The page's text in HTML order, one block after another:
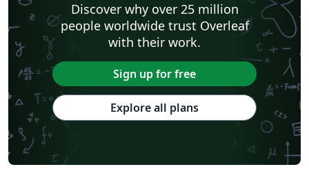
Discover why over 25 million
people worldwide trust Overleaf
with their work.
Sign up for free
Explore all plans